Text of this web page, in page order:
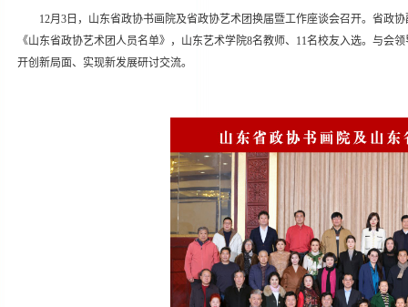
12月3日，山东省政协书画院及省政协艺术团换届暨工作座谈会召开。省政
《山东省政协艺术团人员名单》，山东艺术学院8名教师、11名校友入选。与
开创新局面、实现新发展研讨交流。